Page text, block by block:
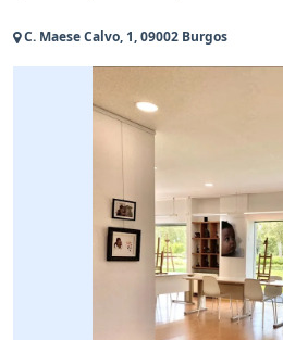
C. Maese Calvo, 1, 09002 Burgos